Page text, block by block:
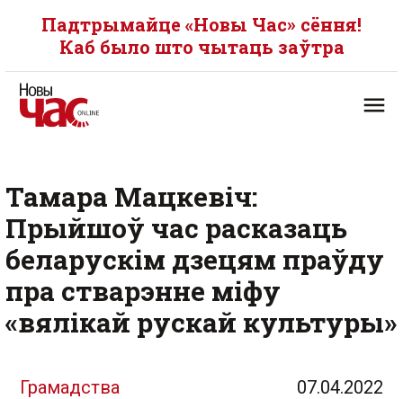
Падтрымайце «Новы Час» сёння!
Каб было што чытаць заўтра
Тамара Мацкевіч:
Прыйшоў час расказаць
беларускім дзецям праўду
пра стварэнне міфу
«вялікай рускай культуры»
Грамадства 07.04.2022